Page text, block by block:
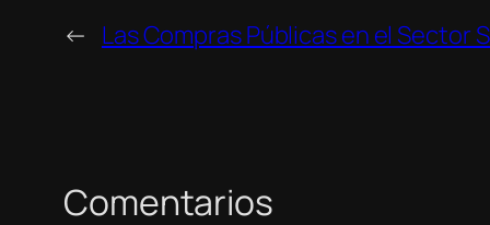
← Las Compras Públicas en el Sector
Comentarios